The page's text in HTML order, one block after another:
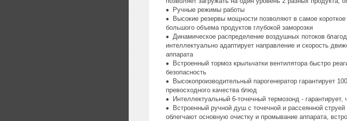
Ручные режимы работы
Высокие резервы мощности позволяют в самое
большого объема продуктов глубокой заморозки
Динамическое распределение воздушных потоков
интеллектуально адаптирует направление и скорость
аппарата
Встроенный тормоз крыльчатки вентилятора быстро
безопасность
Высокопроизводительный парогенератор гарантирует
превосходного качества блюд
Интеллектуальный 6-точечный термозонд -
Встроенный ручной душ с точечной и рассеянной
облегчают основную очистку и промывание аппарата,